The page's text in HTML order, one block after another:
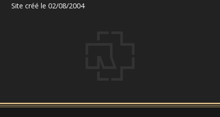
Site créé le 02/08/2004